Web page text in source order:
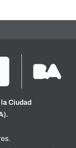
Ciudad